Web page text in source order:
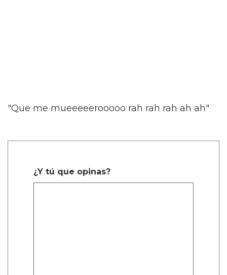
"Que me mueeeeerooooo rah rah rah ah ah"
¿Y tú que opinas?